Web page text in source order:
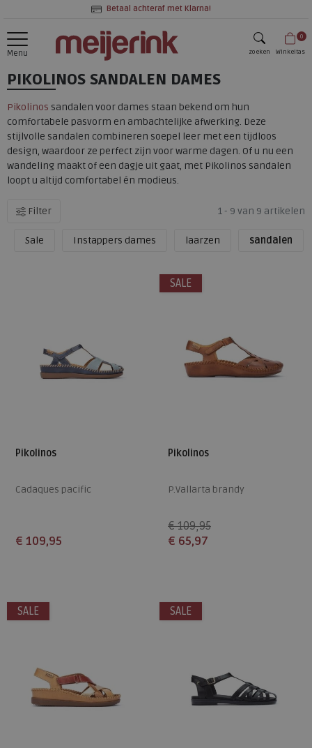
Betaal achteraf met Klarna!
Menu zoeken
0
Winkeltas
PIKOLINOS SANDALEN DAMES
Pikolinos sandalen voor dames staan bekend om hun
comfortabele pasvorm en ambachtelijke afwerking. Deze
stijlvolle sandalen combineren soepel leer met een tijdloos
design, waardoor ze perfect zijn voor warme dagen. Of u nu een
wandeling maakt of een dagje uit gaat, met Pikolinos sandalen
loopt u altijd comfortabel én modieus.
Filter 1 - 9 van 9 artikelen
Sale Instappers dames laarzen sandalen
Pikolinos
Cadaques pacific
€ 109,95
SALE
Pikolinos
P.Vallarta brandy
€ 109,95
€ 65,97
SALE SALE